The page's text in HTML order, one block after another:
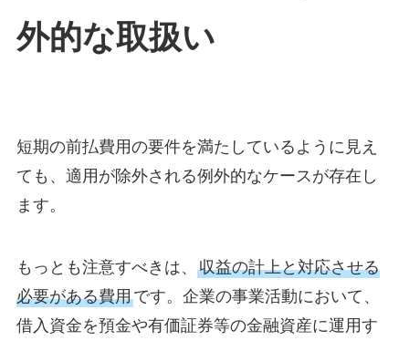
外的な取扱い
短期の前払費用の要件を満たしているように見え
ても、適用が除外される例外的なケースが存在し
ます。
もっとも注意すべきは、 収益の計上と対応させる
必要がある費用です。企業の事業活動において、
借入資金を預金や有価証券等の金融資産に運用す